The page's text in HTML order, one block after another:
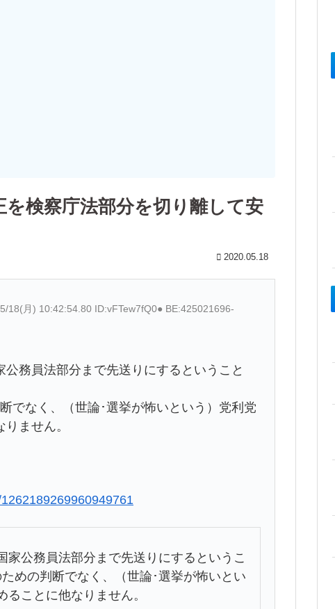
検察庁法部分を切り離して安
2020.05.18
18(月) 10:42:54.80 ID:vFTew7fQ0● BE:425021696-
務員法部分まで先送りにするということ
でなく、（世論･選挙が怖いという）党利党
ません。
公務員法部分まで先送りにするというこ
めの判断でなく、（世論･選挙が怖いとい
ことに他なりません。